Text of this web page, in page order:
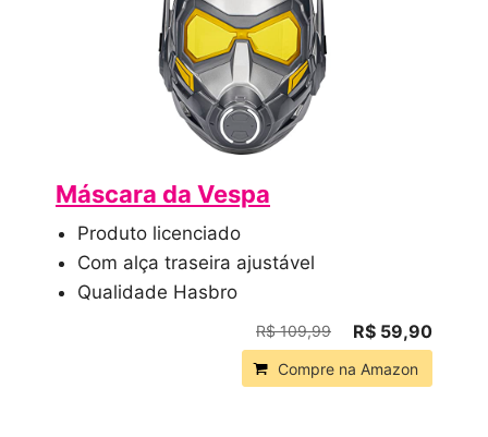
Máscara da Vespa
Produto licenciado
Com alça traseira ajustável
Qualidade Hasbro
R$ 109,99 R$ 59,90
Compre na Amazon